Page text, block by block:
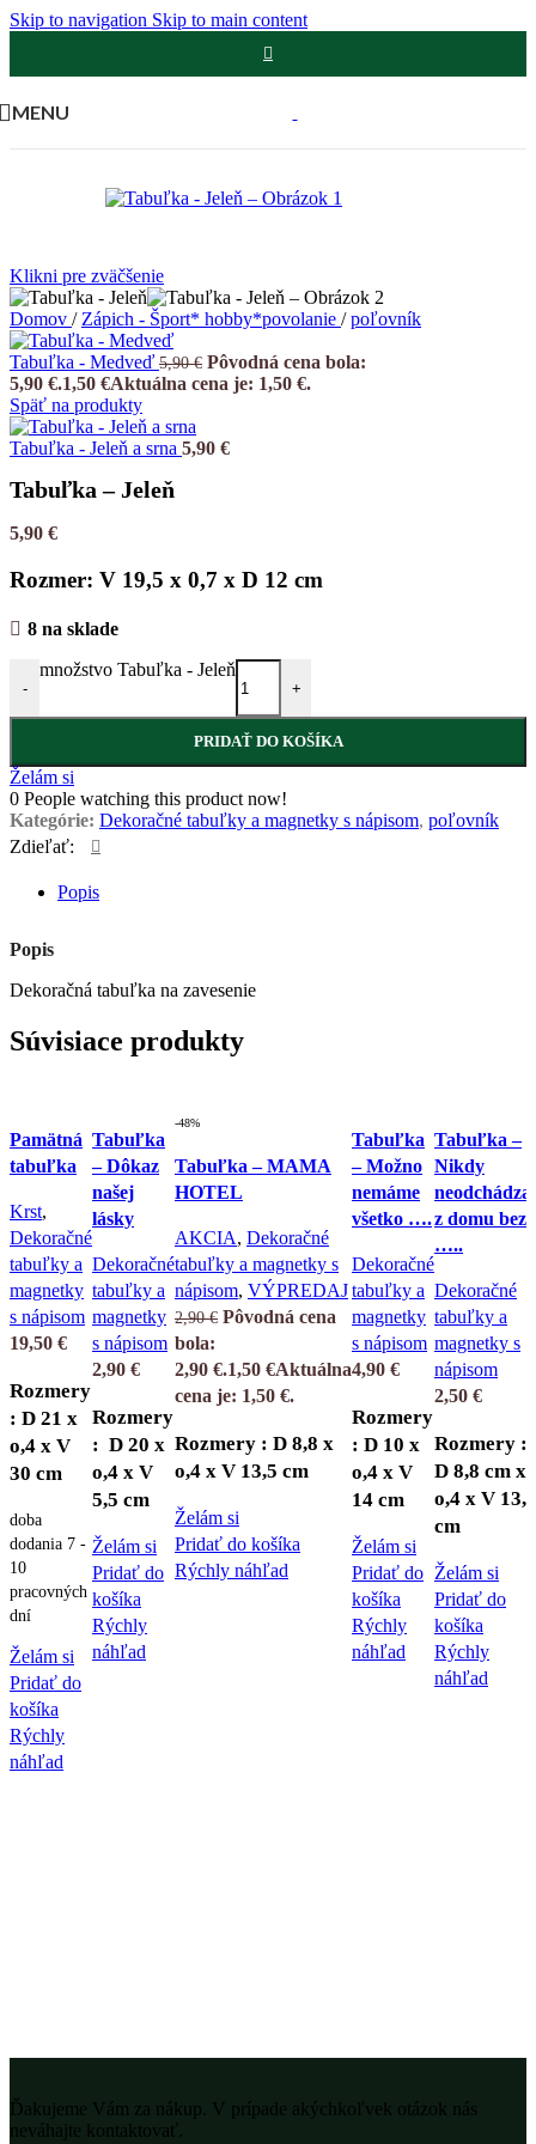
Skip to navigation Skip to main content
MENU
Klikni pre zväčšenie
Domov / Zápich - Šport* hobby*povolanie / poľovník
Tabuľka - Medveď 5,90€ Pôvodná cena bola:
5,90 €.1,50 €Aktuálna cena je: 1,50 €.
Späť na produkty
Tabuľka - Jeleň a srna 5,90 €
Tabuľka – Jeleň
5,90 €
Rozmer: V 19,5 x 0,7 x D 12 cm
8 na sklade
-
množstvo Tabuľka - Jeleň
+
PRIDAŤ DO KOŠÍKA
Želám si
0 People watching this product now!
Kategórie: Dekoračné tabuľky a magnetky s nápisom, poľovník
Zdieľať:
Popis
Popis
Dekoračná tabuľka na zavesenie
Súvisiace produkty
Pamätná
tabuľka
Krst,
Dekoračné
tabuľky a
magnetky
s nápisom
19,50 €
Rozmery
: D 21 x
o,4 x V
30 cm
doba
dodania 7 -
10
pracovných
dní
Želám si
Pridať do
košíka
Rýchly
náhľad
Tabuľka
– Dôkaz
našej
lásky
Dekoračné
tabuľky a
magnetky
s nápisom
2,90 €
Rozmery
: D 20 x
o,4 x V
5,5 cm
Želám si
Pridať do
košíka
Rýchly
náhľad
-48%
Tabuľka – MAMA
HOTEL
AKCIA, Dekoračné
tabuľky a magnetky s
nápisom, VÝPREDAJ
2,90€ Pôvodná cena
bola:
2,90 €.1,50 €Aktuálna
cena je: 1,50 €.
Rozmery : D 8,8 x
o,4 x V 13,5 cm
Želám si
Pridať do košíka
Rýchly náhľad
Tabuľka
– Možno
nemáme
všetko ….
Dekoračné
tabuľky a
magnetky
s nápisom
4,90 €
Rozmery
: D 10 x
o,4 x V
14 cm
Želám si
Pridať do
košíka
Rýchly
náhľad
Tabuľka –
Nikdy
neodchádzaj
z domu bez:
…..
Dekoračné
tabuľky a
magnetky s
nápisom
2,50 €
Rozmery :
D 8,8 cm x
o,4 x V 13,5
cm
Želám si
Pridať do
košíka
Rýchly
náhľad
Ďakujeme Vám za nákup. V prípade akýchkoľvek otázok nás
neváhajte kontaktovať.